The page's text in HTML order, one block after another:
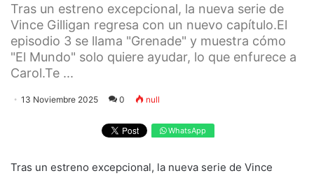
Tras un estreno excepcional, la nueva serie de
Vince Gilligan regresa con un nuevo capítulo.El
episodio 3 se llama "Grenade" y muestra cómo
"El Mundo" solo quiere ayudar, lo que enfurece a
Carol.Te ...
13 Noviembre 2025 0 null
WhatsApp
Tras un estreno excepcional, la nueva serie de Vince